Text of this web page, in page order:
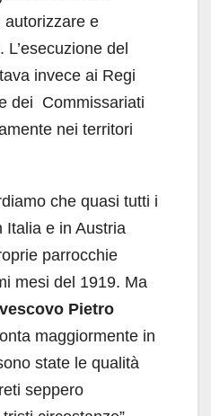
autorizzare e
del
invece ai Regi
dei Commissariati
nei territori
che quasi tutti i
Italia e in Austria
parrocchie
mesi del 1919. Ma
vescovo Pietro
maggiormente in
state le qualità
seppero